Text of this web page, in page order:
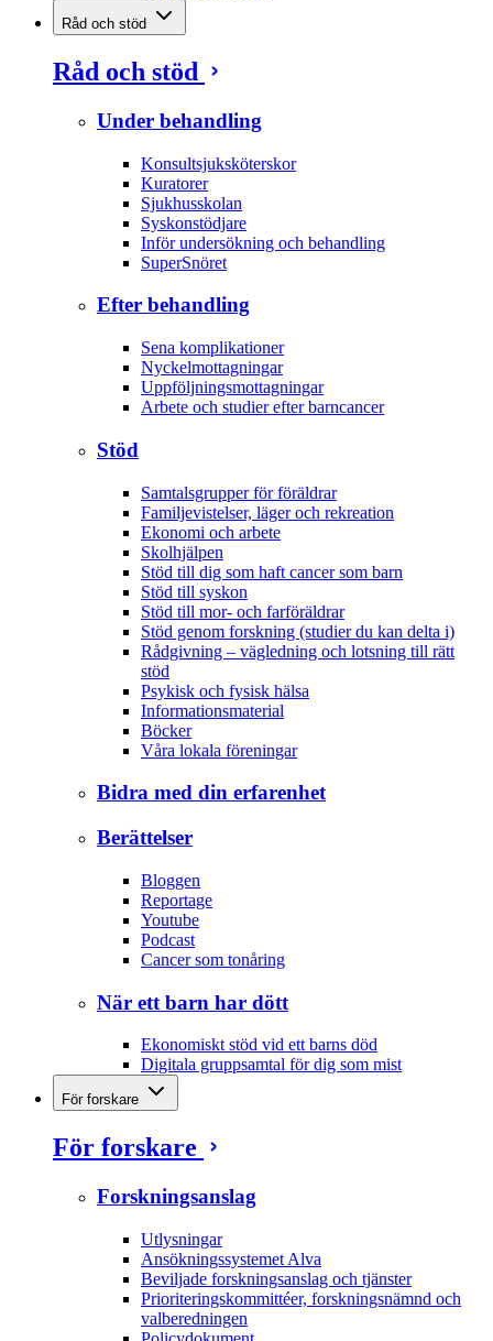
Råd och stöd
Råd och stöd
Under behandling
Konsultsjuksköterskor
Kuratorer
Sjukhusskolan
Syskonstödjare
Inför undersökning och behandling
SuperSnöret
Efter behandling
Sena komplikationer
Nyckelmottagningar
Uppföljningsmottagningar
Arbete och studier efter barncancer
Stöd
Samtalsgrupper för föräldrar
Familjevistelser, läger och rekreation
Ekonomi och arbete
Skolhjälpen
Stöd till dig som haft cancer som barn
Stöd till syskon
Stöd till mor- och farföräldrar
Stöd genom forskning (studier du kan delta i)
Rådgivning – vägledning och lotsning till rätt
stöd
Psykisk och fysisk hälsa
Informationsmaterial
Böcker
Våra lokala föreningar
Bidra med din erfarenhet
Berättelser
Bloggen
Reportage
Youtube
Podcast
Cancer som tonåring
När ett barn har dött
Ekonomiskt stöd vid ett barns död
Digitala gruppsamtal för dig som mist
För forskare
För forskare
Forskningsanslag
Utlysningar
Ansökningssystemet Alva
Beviljade forskningsanslag och tjänster
Prioriteringskommittéer, forskningsnämnd och
valberedningen